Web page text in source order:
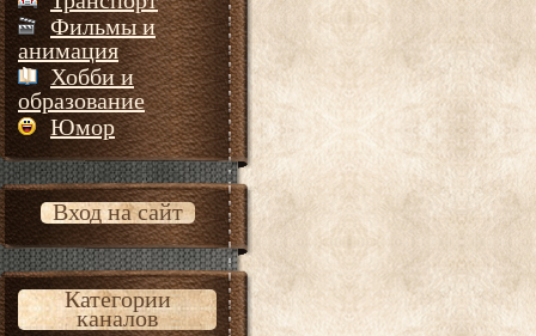
Фильмы и
анимация
Хобби и
образование
Юмор
Вход на сайт
Категории
каналов